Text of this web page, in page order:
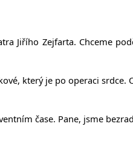
Jiřího Zejfarta. Chceme
který je po operaci
čase. Pane, jsme